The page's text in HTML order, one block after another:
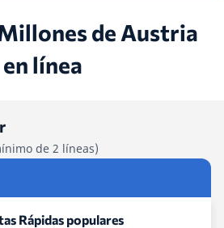
de Austria
en línea
de 2 líneas)
Rápidas populares